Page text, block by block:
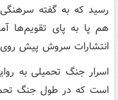
رسید که به گفته
هم پا به پای تقویم‌ها
انتشارات سروش پیش روی
اسرار جنگ تحمیلی به
است که در طول جنگ